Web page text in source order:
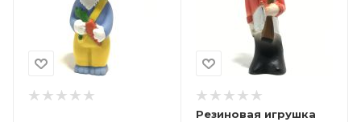
Резиновая игрушка